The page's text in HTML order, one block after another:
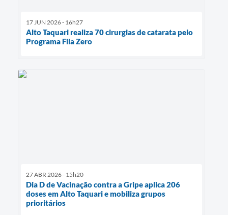
17 JUN 2026 - 16h27
Alto Taquari realiza 70 cirurgias de catarata pelo
Programa Fila Zero
27 ABR 2026 - 15h20
Dia D de Vacinação contra a Gripe aplica 206
doses em Alto Taquari e mobiliza grupos
prioritários